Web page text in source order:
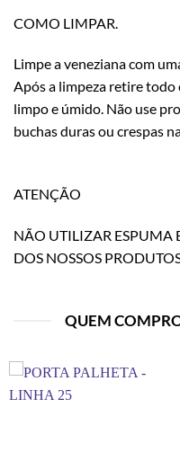
COMO LIMPAR.
Limpe a veneziana com
Após a limpeza retire
limpo e úmido. Não use
buchas duras ou crespas
ATENÇÃO
NÃO UTILIZAR ESPUMA
DOS NOSSOS
QUEM